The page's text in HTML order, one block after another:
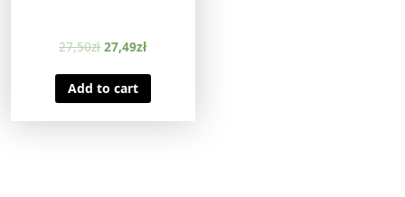
27,50zł 27,49zł
Add to cart